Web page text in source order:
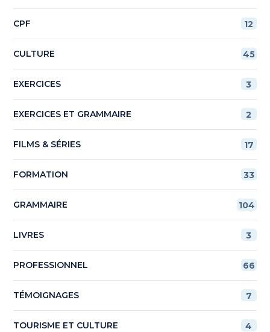
CPF 12
CULTURE 45
EXERCICES 3
EXERCICES ET GRAMMAIRE 2
FILMS & SÉRIES 17
FORMATION 33
GRAMMAIRE 104
LIVRES 3
PROFESSIONNEL 66
TÉMOIGNAGES 7
TOURISME ET CULTURE 4